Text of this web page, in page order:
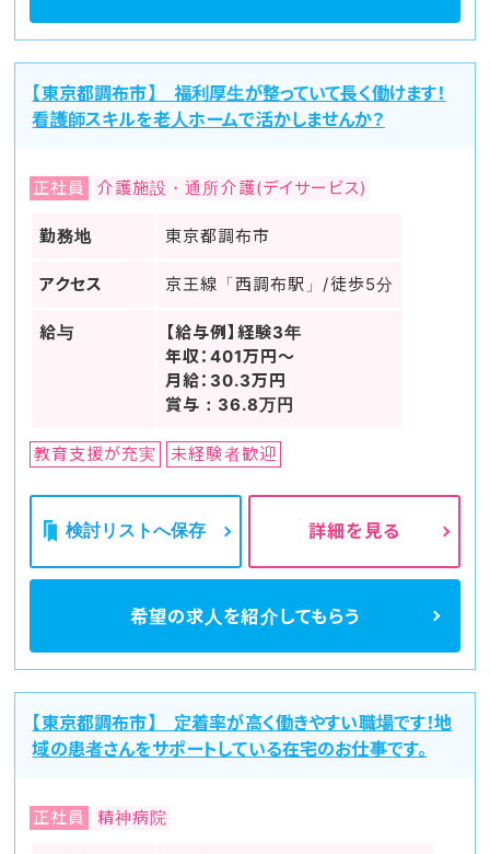
【東京都調布市】 福利厚生が整っていて長く働けます！
看護師スキルを老人ホームで活かしませんか？
正社員 介護施設・通所介護(デイサービス)
勤務地 東京都調布市
アクセス 京王線「西調布駅」/徒歩5分
給与
【給与例】経験3年
年収：401万円～
月給：30.3万円
賞与：36.8万円
教育支援が充実 未経験者歓迎
検討リストへ保存 詳細を見る
希望の求人を紹介してもらう
【東京都調布市】 定着率が高く働きやすい職場です！地
域の患者さんをサポートしている在宅のお仕事です。
正社員 精神病院